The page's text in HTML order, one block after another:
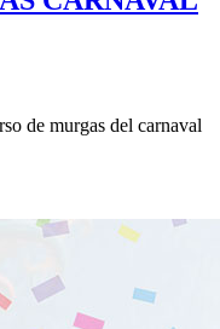
de murgas del carnaval